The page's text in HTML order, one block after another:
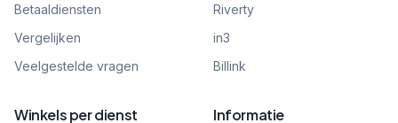
Betaaldiensten
Vergelijken
Veelgestelde vragen
Riverty
in3
Billink
Winkels per dienst Informatie